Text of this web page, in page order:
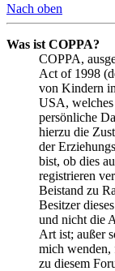
Nach oben
Was ist COPPA?
COPPA,
Act of 1998
von Kindern
USA, welches
persönliche
hierzu die
der
bist, ob dies
registrieren
Beistand zu
Besitzer
und nicht die
Art ist; außer
mich wenden,
zu diesem